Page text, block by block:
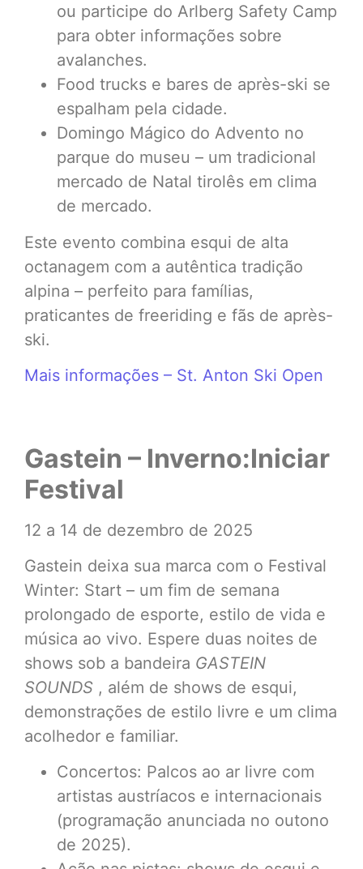
ou participe do Arlberg Safety Camp
para obter informações sobre
avalanches.
Food trucks e bares de après-ski se
espalham pela cidade.
Domingo Mágico do Advento no
parque do museu – um tradicional
mercado de Natal tirolês em clima
de mercado.
Este evento combina esqui de alta
octanagem com a autêntica tradição
alpina – perfeito para famílias,
praticantes de freeriding e fãs de après-
ski.
Mais informações – St. Anton Ski Open
Gastein – Inverno:Iniciar
Festival
12 a 14 de dezembro de 2025
Gastein deixa sua marca com o Festival
Winter: Start – um fim de semana
prolongado de esporte, estilo de vida e
música ao vivo. Espere duas noites de
shows sob a bandeira GASTEIN
SOUNDS , além de shows de esqui,
demonstrações de estilo livre e um clima
acolhedor e familiar.
Concertos: Palcos ao ar livre com
artistas austríacos e internacionais
(programação anunciada no outono
de 2025).